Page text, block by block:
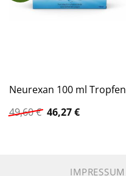
Neurexan 100 ml Tropfen
49,60€ Ursprünglicher
Preis
46,27€Aktueller
IMPRESSUM